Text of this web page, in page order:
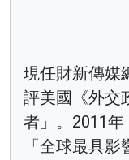
現任財新傳媒
評美國《外交
者」。2011
「全球最具